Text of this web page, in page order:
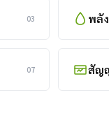
03 พลั
07 สัญ